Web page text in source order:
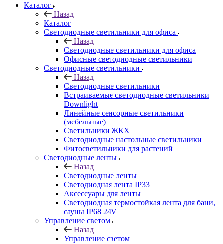
Каталог
Назад
Каталог
Светодиодные светильники для офиса
Назад
Светодиодные светильники для офиса
Офисные светодиодные светильники
Светодиодные светильники
Назад
Светодиодные светильники
Встраиваемые светодиодные светильники
Downlight
Линейные сенсорные светильники
(мебельные)
Светильники ЖКХ
Светодиодные настольные светильники
Фитосветильники для растений
Светодиодные ленты
Назад
Светодиодные ленты
Светодиодная лента IP33
Аксессуары для ленты
Светодиодная термостойкая лента для бани,
сауны IP68 24V
Управление светом
Назад
Управление светом